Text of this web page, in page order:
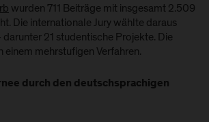
wurden 711 Beiträge mit insgesamt 2.509
Die internationale Jury wählte daraus
21 studentische Projekte. Die
mehrstufigen Verfahren.
durch den deutschsprachigen